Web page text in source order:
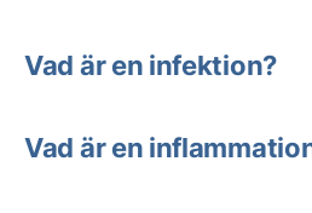
Vad är en infektion?
Vad är en